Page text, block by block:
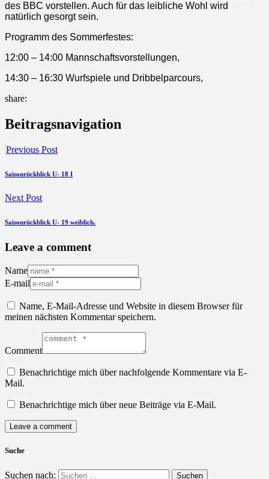
des BBC vorstellen. Auch für das leibliche Wohl wird
natürlich gesorgt sein.
Programm des Sommerfestes:
12:00 – 14:00 Mannschaftsvorstellungen,
14:30 – 16:30 Wurfspiele und Dribbelparcours,
share:
Beitragsnavigation
Previous Post
Saisonrückblick U- 18 I
Next Post
Saisonrückblick U- 19 weiblich.
Leave a comment
Name
E-mail
Name, E-Mail-Adresse und Website in diesem Browser für
meinen nächsten Kommentar speichern.
Comment
Benachrichtige mich über nachfolgende Kommentare via E-
Mail.
Benachrichtige mich über neue Beiträge via E-Mail.
Suche
Suchen nach: